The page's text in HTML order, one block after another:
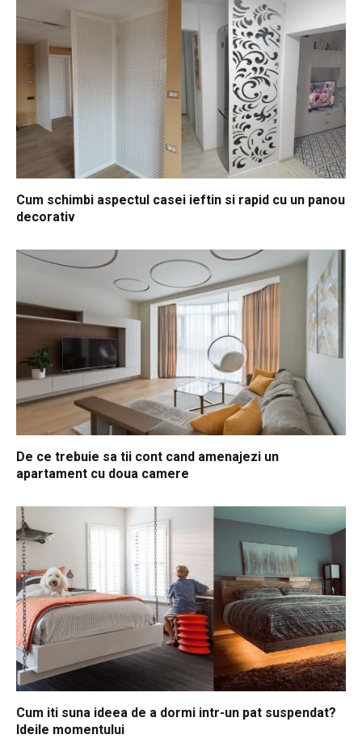
Cum schimbi aspectul casei ieftin si rapid cu un panou
decorativ
De ce trebuie sa tii cont cand amenajezi un
apartament cu doua camere
Cum iti suna ideea de a dormi intr-un pat suspendat?
Ideile momentului